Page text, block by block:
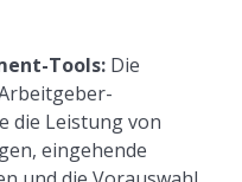
Tools:Die
die Leistung von
eingehende